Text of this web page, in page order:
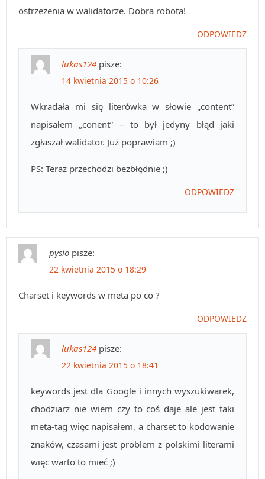
ostrzeżenia w walidatorze. Dobra robota!
ODPOWIEDZ
lukas124 pisze:
14 kwietnia 2015 o 10:26
Wkradała mi się literówka w słowie „content”
napisałem „conent” – to był jedyny błąd jaki
zgłaszał walidator. Już poprawiam ;)
PS: Teraz przechodzi bezbłędnie ;)
ODPOWIEDZ
pysio pisze:
22 kwietnia 2015 o 18:29
Charset i keywords w meta po co ?
ODPOWIEDZ
lukas124 pisze:
22 kwietnia 2015 o 18:41
keywords jest dla Google i innych wyszukiwarek,
chodziarz nie wiem czy to coś daje ale jest taki
meta-tag więc napisałem, a charset to kodowanie
znaków, czasami jest problem z polskimi literami
więc warto to mieć ;)